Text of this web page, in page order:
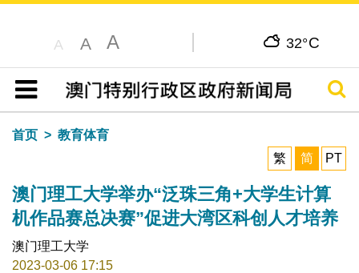
A A A 32°C
目录
搜寻
首页
教育体育
繁
简 PT
澳门理工大学举办“泛珠三角+大学生计算
机作品赛总决赛”促进大湾区科创人才培养
澳门理工大学
2023-03-06 17:15